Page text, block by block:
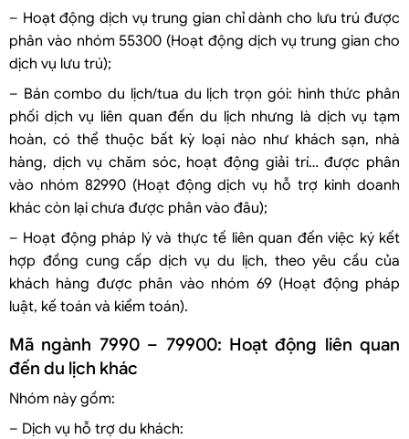
– Hoạt động dịch vụ trung gian chỉ dành cho lưu trú được
phân vào nhóm 55300 (Hoạt động dịch vụ trung gian cho
dịch vụ lưu trú);
– Bán combo du lịch/tua du lịch trọn gói: hình thức phân
phối dịch vụ liên quan đến du lịch nhưng là dịch vụ tạm
hoàn, có thể thuộc bất kỳ loại nào như khách sạn, nhà
hàng, dịch vụ chăm sóc, hoạt động giải trí… được phân
vào nhóm 82990 (Hoạt động dịch vụ hỗ trợ kinh doanh
khác còn lại chưa được phân vào đâu);
– Hoạt động pháp lý và thực tế liên quan đến việc ký kết
hợp đồng cung cấp dịch vụ du lịch, theo yêu cầu của
khách hàng được phân vào nhóm 69 (Hoạt động pháp
luật, kế toán và kiểm toán).
Mã ngành 7990 – 79900: Hoạt động liên quan
đến du lịch khác
Nhóm này gồm:
– Dịch vụ hỗ trợ du khách: